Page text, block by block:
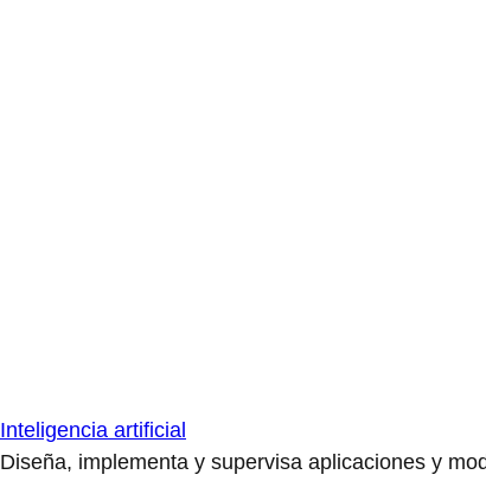
Inteligencia artificial
Diseña, implementa y supervisa aplicaciones y